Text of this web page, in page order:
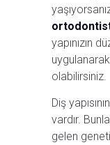
yapınızın
olabilirsiniz.
Diş
vardır.
gelen